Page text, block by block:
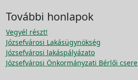
További honlapok
Vegyél részt!
Józsefvárosi Lakásügynökség
Józsefvárosi lakáspályázato
Józsefvárosi Önkormányzati Bérlői csere